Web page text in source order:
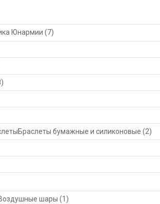
Юнармии (7)
Браслеты бумажные и силиконовые (2)
шары (1)